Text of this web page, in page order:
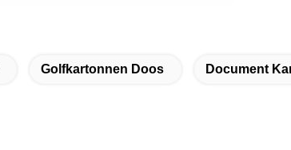
Golfkartonnen Doos Document